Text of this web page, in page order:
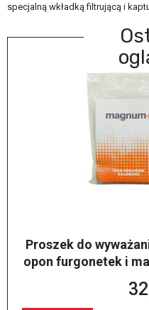
specjalną wkładką filtrującą i
Proszek do
opon furgonetek i